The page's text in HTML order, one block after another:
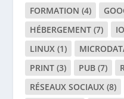
FORMATION (4)
HÉBERGEMENT (7)
LINUX (1)
PRINT (3) PUB (7)
RÉSEAUX SOCIAUX (8)